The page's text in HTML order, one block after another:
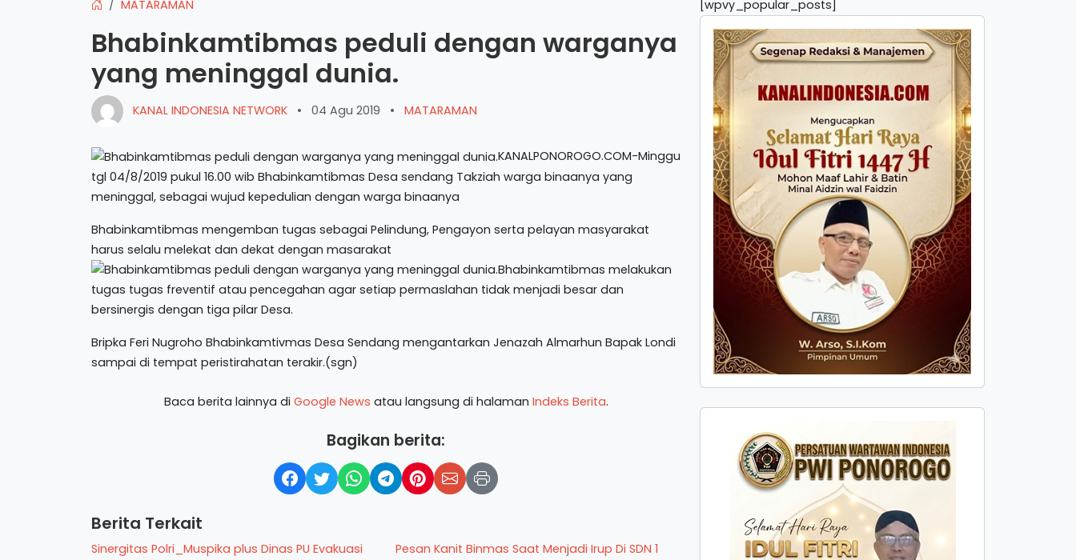
MATARAMAN
Bhabinkamtibmas peduli dengan warganya
yang meninggal dunia.
KANAL INDONESIA NETWORK • 04 Agu 2019 • MATARAMAN
KANALPONOROGO.COM-Minggu
tgl 04/8/2019 pukul 16.00 wib Bhabinkamtibmas Desa sendang Takziah warga binaanya yang
meninggal, sebagai wujud kepedulian dengan warga binaanya
Bhabinkamtibmas mengemban tugas sebagai Pelindung, Pengayon serta pelayan masyarakat
harus selalu melekat dan dekat dengan masarakat
Bhabinkamtibmas melakukan
tugas tugas freventif atau pencegahan agar setiap permaslahan tidak menjadi besar dan
bersinergis dengan tiga pilar Desa.
Bripka Feri Nugroho Bhabinkamtivmas Desa Sendang mengantarkan Jenazah Almarhun Bapak Londi
sampai di tempat peristirahatan terakir.(sgn)
Baca berita lainnya di Google News atau langsung di halaman Indeks Berita.
Bagikan berita:
Berita Terkait
Sinergitas Polri_Muspika plus Dinas PU Evakuasi
Pesan Kanit Binmas Saat Menjadi Irup Di SDN 1
[wpvy_popular_posts]